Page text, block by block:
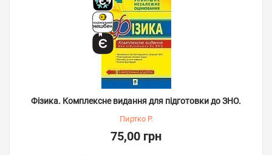
Фізика. Комплексне видання для підготовки до ЗНО.
Пиртко Р.
75,00 грн